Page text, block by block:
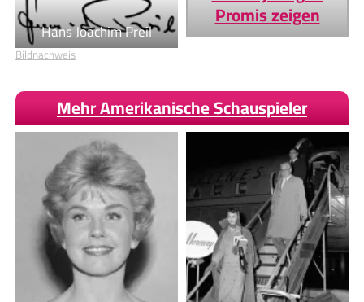
Hans Joachim Preil
Bildnachweis
Promis zeigen
Mehr Amerikanische Schauspieler